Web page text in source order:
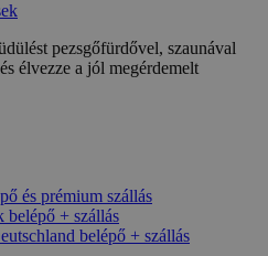
pezsgőfürdővel, szaunával
élvezze a jól megérdemelt
és prémium szállás
belépő + szállás
belépő + szállás